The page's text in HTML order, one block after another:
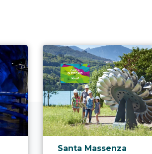
Località punto di
Santa Massenza